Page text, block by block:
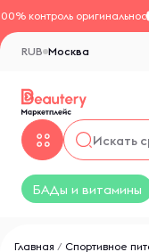
контроль
Москва
RUB
БАДы и витамины
Главная / Спортивное